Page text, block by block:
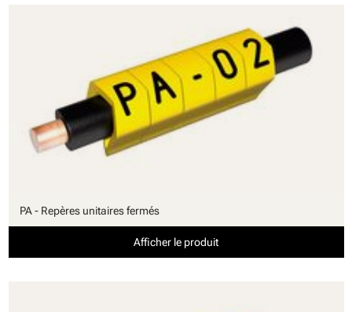
PA - Repères unitaires fermés
Afficher le produit